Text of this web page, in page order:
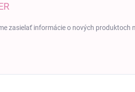
zasielať informácie o nových produktoch